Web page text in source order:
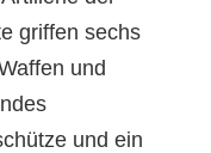
griffen sechs
und
und ein